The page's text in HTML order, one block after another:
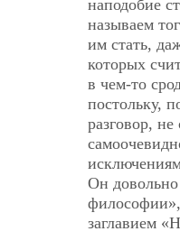
наподобие
называем
им стать,
которых
в чем-то
постольку,
разговор,
Он
заглавием